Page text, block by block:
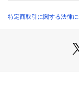
そのため、掲載画像
なる場合がございます
※ブラウザやお使い
特定商取引に関する法律